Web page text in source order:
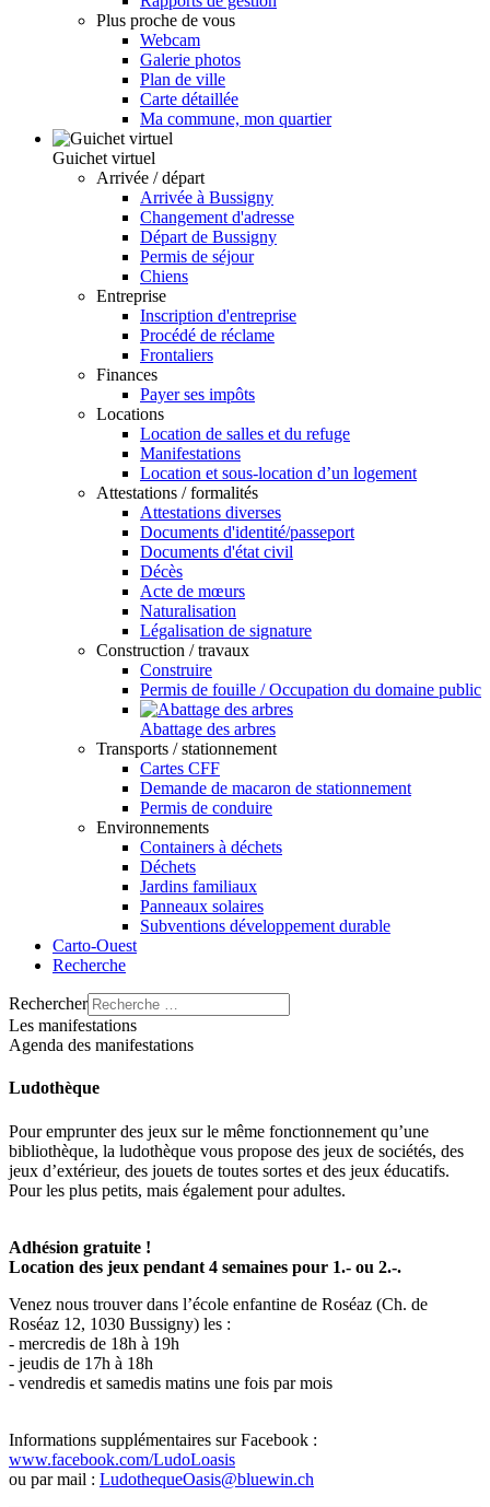
Plus proche de vous
Webcam
Galerie photos
Plan de ville
Carte détaillée
Ma commune, mon quartier
Guichet virtuel
Arrivée / départ
Arrivée à Bussigny
Changement d'adresse
Départ de Bussigny
Permis de séjour
Chiens
Entreprise
Inscription d'entreprise
Procédé de réclame
Frontaliers
Finances
Payer ses impôts
Locations
Location de salles et du refuge
Manifestations
Location et sous-location d’un logement
Attestations / formalités
Attestations diverses
Documents d'identité/passeport
Documents d'état civil
Décès
Acte de mœurs
Naturalisation
Légalisation de signature
Construction / travaux
Construire
Permis de fouille / Occupation du domaine public
Abattage des arbres
Transports / stationnement
Cartes CFF
Demande de macaron de stationnement
Permis de conduire
Environnements
Containers à déchets
Déchets
Jardins familiaux
Panneaux solaires
Subventions développement durable
Carto-Ouest
Recherche
Rechercher
Les manifestations
Agenda des manifestations
Ludothèque
Pour emprunter des jeux sur le même fonctionnement qu’une
bibliothèque, la ludothèque vous propose des jeux de sociétés, des
jeux d’extérieur, des jouets de toutes sortes et des jeux éducatifs.
Pour les plus petits, mais également pour adultes.
Adhésion gratuite !
Location des jeux pendant 4 semaines pour 1.- ou 2.-.
Venez nous trouver dans l’école enfantine de Roséaz (Ch. de
Roséaz 12, 1030 Bussigny) les :
- mercredis de 18h à 19h
- jeudis de 17h à 18h
- vendredis et samedis matins une fois par mois
Informations supplémentaires sur Facebook :
www.facebook.com/LudoLoasis
ou par mail : LudothequeOasis@bluewin.ch